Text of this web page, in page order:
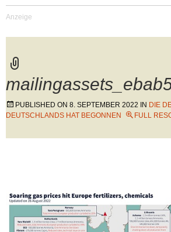
PUBLISHED ON 8. SEPTEMBER 2022 IN DIE
DEUTSCHLANDS HAT BEGONNEN
FULL